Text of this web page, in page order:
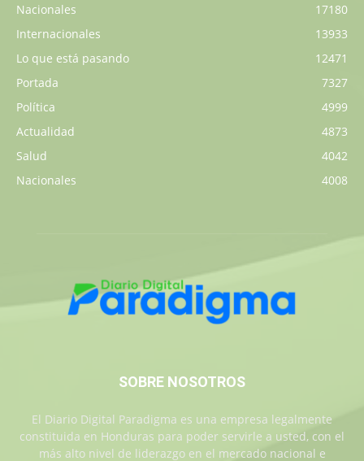
Nacionales
17180
Internacionales
13933
Lo que está pasando
12471
Portada
7327
Política
4999
Actualidad
4873
Salud
4042
Nacionales
4008
SOBRE NOSOTROS
El Diario Digital Paradigma es una empresa legalmente
constituida en Honduras para poder servirle a usted, con el
más alto nivel de liderazgo en el mercado nacional e